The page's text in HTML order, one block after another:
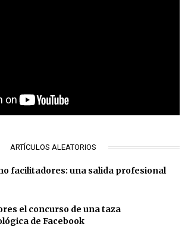
ARTÍCULOS ALEATORIOS
facilitadores: una salida profesional
el concurso de una taza
de Facebook